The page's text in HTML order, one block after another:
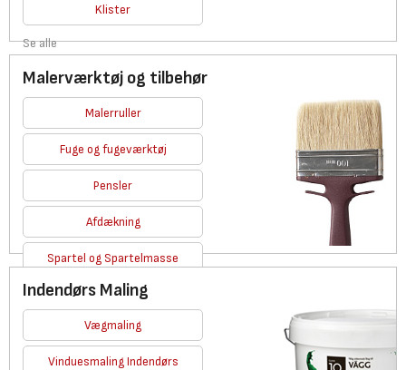
Klister
Se alle
Malerværktøj og tilbehør
Malerruller
Fuge og fugeværktøj
Pensler
Afdækning
Spartel og Spartelmasse
Se alle
Indendørs Maling
Vægmaling
Vinduesmaling Indendørs